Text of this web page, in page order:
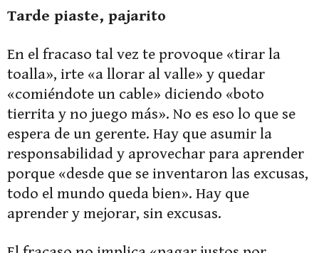
Tarde piaste, pajarito
En el fracaso tal vez te provoque «tirar la
toalla», irte «a llorar al valle» y quedar
«comiéndote un cable» diciendo «boto
tierrita y no juego más». No es eso lo que se
espera de un gerente. Hay que asumir la
responsabilidad y aprovechar para aprender
porque «desde que se inventaron las excusas,
todo el mundo queda bien». Hay que
aprender y mejorar, sin excusas.